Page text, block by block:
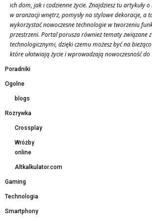
ich dom, jak i codzienne życie. Znajdziesz tu artykuły
w aranżacji wnętrz, pomysły na stylowe dekoracje, a
wykorzystać nowoczesne technologie w tworzeniu
przestrzeni. Portal porusza również tematy związane
technologicznymi, dzięki czemu możesz być na
które ułatwiają życie i wprowadzają nowoczesność do
Poradniki
Ogolne
blogs
Rozrywka
Crossplay
Wróżby
online
Altkalkulator.com
Gaming
Technologia
Smartphony